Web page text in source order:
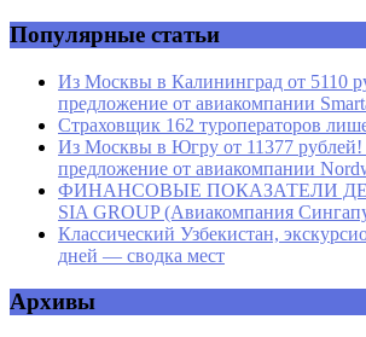
Популярные статьи
Из Москвы в Калининград от 5110
предложение от авиакомпании
Страховщик 162 туроператоров
Из Москвы в Югру от 11377 рублей!
предложение от авиакомпании
ФИНАНСОВЫЕ ПОКАЗАТЕЛИ
SIA GROUP (Авиакомпания
Классический Узбекистан,
дней — сводка мест
Архивы